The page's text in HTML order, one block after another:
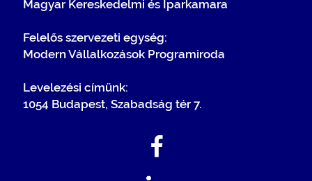
Magyar Kereskedelmi és Iparkamara
Felelős szervezeti egység:
Modern Vállalkozások Programiroda
Levelezési címünk:
1054 Budapest, Szabadság tér 7.